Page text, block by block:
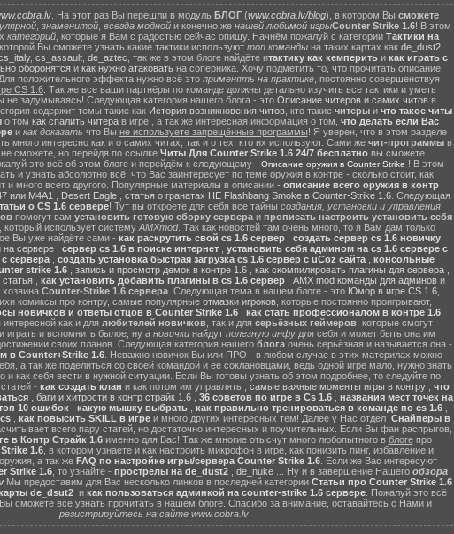
. На этот раз Вы перешли в модуль БЛОГ (www.cobra.lv/blog), в котором Вы сможете
знаменитой всегда модной и конечно же нашей любимой игрыCounter Strike 1.6! В этом
категорий , которые я Вам с радостью сейчас опишу. Начнём пожалуй с категории Тактики на
Вы сможете узнать какие тактики используют топ командына таких картах как de_dust2,
, cs_assault, de_aztec , так же в этом блоге найдёте итактику как кемперитьи как играть с
оборонятся и как нужно атаковать на соперника. Хочу подметить то, что прочитать описание
положительного эффекта нужно всё это применять на практике, постоянно совершенствуя
CS 1.6 . Так же все ваши партнёры по команде должны детально изучить все тактики и уметь
не задумываясь! Следующая категория нашего блога - это Описание читеров и самих читов в
содержит темы такие как История возникновения читов , кто такие читеры и что такое читы
о том как спалить читера в игре , а так же интересная информация о том, что делать если Вас
и как доказать что Вы не используете запрещённые программы! Я уверен, что в этом разделе
много интересно как и о самих читах, так и о тех, кто их используют. Сами же чит-программыв
сможете, но перейдя по ссылке Читы Для Counter Strike 1.6 24/7 бесплатновы сможете
это всё об этом блоге и перейдём к следующему - Описание оружия в Counter Strike ! В этом
и узнать абсолютно всё, что Вас заинтересует по теме оружия в контре - сколько стоит, как
и много всего другого. Популярные материалы в описании - описание всего оружия в контр
или M4A1 Desert Eagle статья о гранатах HE Flashbang Smoke в Counter-Strike 1.6 . Следующая
о CS 1.6 сервере! Тут вы откроете для себя все тайны создания, установки и управления
помогут вам установить готовую сборку сервера и прописать настроить установить себя
использует систему AMXmod. Так как новостей там очень много, то я Вам дам только
Вы уже найдёте сами - как раскрутить свой cs 1.6 сервер
создать сервер cs 1.6 новичку
на сервере сервер cs 1.6 в поиске интернет
установить себя админом на cs 1.6 сервере с
сервера, создать установка быстрая загрузка cs 1.6 сервер с uCoz сайта, консольные
strike 1.6
запись и просмотр демок в контре 1.6 как скомпилировать плагины для сервера
, как установить добавить плагины в cs 1.6 сервер, AMX mod команды для админови
хозяина Counter-Strike 1.6 сервера . Следующая тема в нашем блоге - это Юмор в игре CS 1.6
комиксы про контру, самые популярные отмазки игроков , которые постоянно проигрывают,
новичков и ответы отцов в Counter Strike 1.6 как стать профессионалом в контре 1.6
как и для любителей новичков , так и для серьёзных геймеров , которые смогут
играть и вспомнить былое, ну а новички найдут полезную инфу для себя и может быть она им
своих планов. Следующая категория нашего блогаочень серьёзная и называется она -
в Counter+Strike 1.6. Неважно новичок Вы или ПРО - в любом случае в этих материлах можно
а так же поделиться со своей командой и её соклановцами, ведь одной игре мало, нужно знать
и как себя вести в нужной ситуации. Если Вы готовы узнать об этом подробнее, то следуйте по
- как создать клан и как потом им управлять , самые важные моменты игры в контру, что
баги и хитрости в контр страйк 1.6 36 советов по игре в Cs 1.6
названия мест точек на
10 ошибок, какую мышку выбрать, как правильно тренироваться в команде по cs 1.6,
, как повысить SKILL в игреи много других интересных тем! Далее у Нас отдел Снайперы в
всего пару статей, но достаточно интересных и поучительных. Если Вы фан распрыгов,
в Контр Страйк 1.6именно для Вас! Так же многие отысчут много любопытного в блогепро
1.6, в котором узнаете и как настроить микрофон в игре, как понизить пинг, избавление и
а так же FAQ по настройке игры/сервера Counter Strike 1.6 . Если же Вас интересуют
Strike 1.6, то узнайте - прострелы на de_dust2, de_nuke... Ну и в завершение Нашего обзора
Мы предоставим для Вас несколько линков в последней категории Статьи про Counter Strike 1.6
de_dsut2и как пользоваться админкой на counter-strike 1.6 сервере. Пожалуй это всё
сможете всё узнать прочитать в нашем блоге. Спасибо за внимание, оставайтесь с Нами и
регистрируйтесь на сайте www.cobra.lv!